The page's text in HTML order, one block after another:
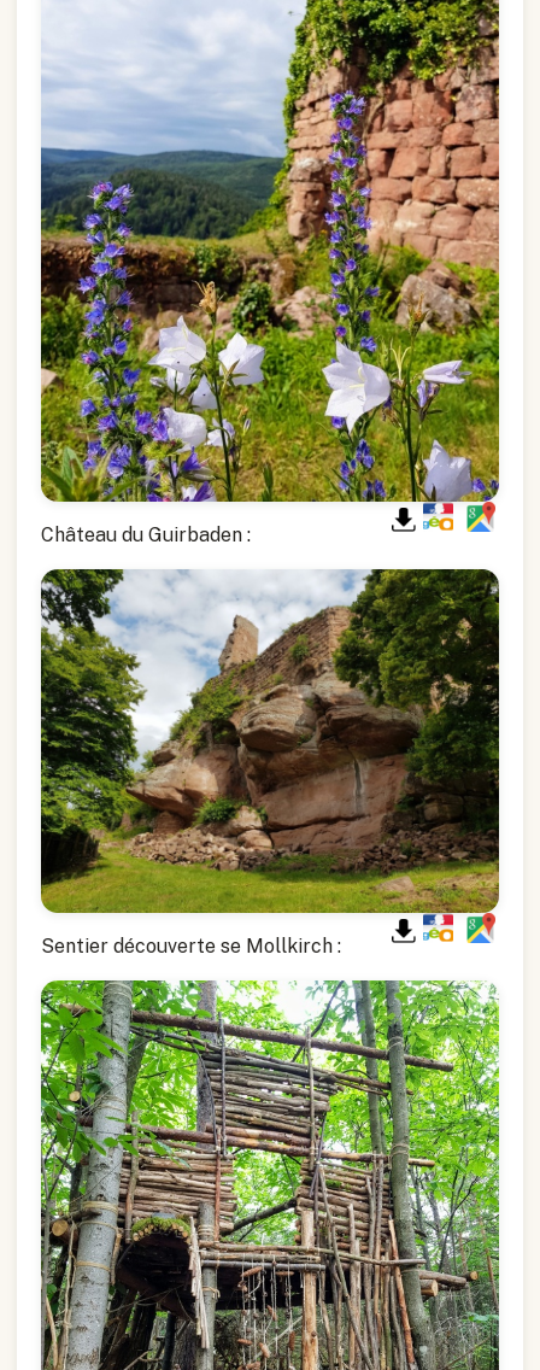
Château du Guirbaden :
Sentier découverte se Mollkirch :